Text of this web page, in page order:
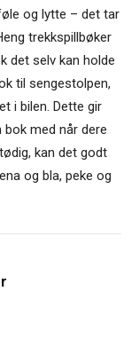
og lytte – det tar
trekkspillbøker
det selv kan holde
til sengestolpen,
i bilen. Dette gir
bok med når dere
kan det godt
og bla, peke og